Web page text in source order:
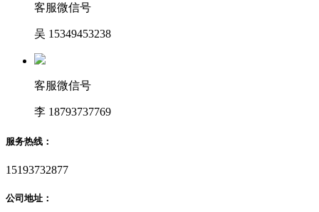
客服微信号
吴 15349453238
客服微信号
李 18793737769
服务热线：
15193732877
公司地址：